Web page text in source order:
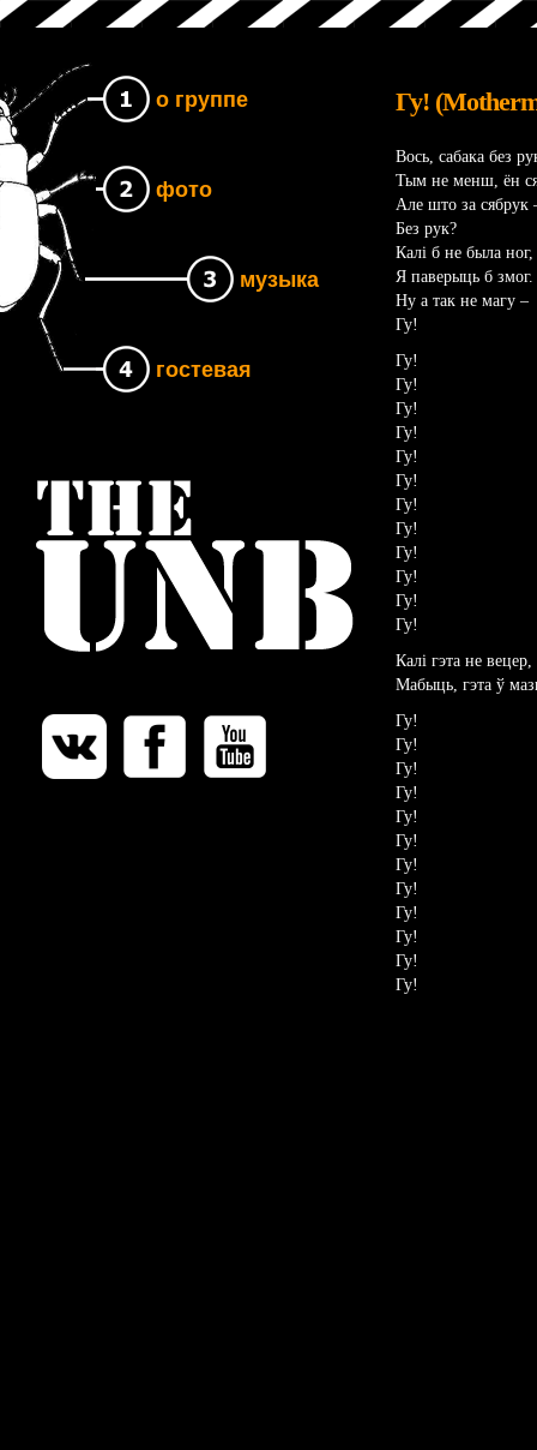
о группе
фото
музыка
гостевая
Группа The UNB
Гу!
Вось, сабака без
Тым не менш, ён
Але што за сябрук
Без рук?
Калi б не была ног,
Я паверыць б змог.
Ну а так не магу –
Гу!
Гу!
Гу!
Гу!
Гу!
Гу!
Гу!
Гу!
Гу!
Гу!
Гу!
Гу!
Гу!
Калі гэта не вецер,
Мабыць, гэта ў
Гу!
Гу!
Гу!
Гу!
Гу!
Гу!
Гу!
Гу!
Гу!
Гу!
Гу!
Гу!